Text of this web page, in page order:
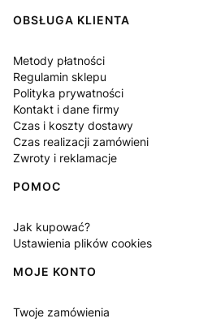
OBSŁUGA KLIENTA
Metody płatności
Regulamin sklepu
Polityka prywatności
Kontakt i dane firmy
Czas i koszty dostawy
Czas realizacji zamówieni
Zwroty i reklamacje
POMOC
Jak kupować?
Ustawienia plików cookies
MOJE KONTO
Twoje zamówienia